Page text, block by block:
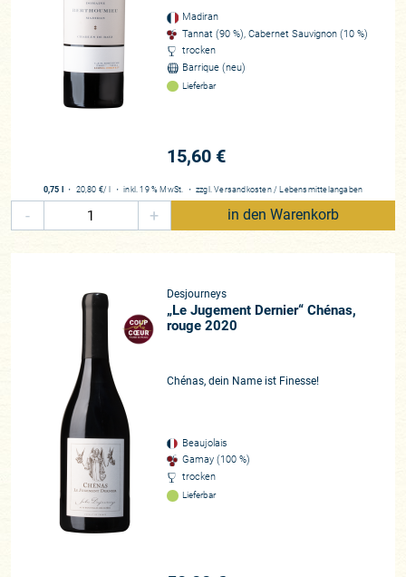
Madiran
Tannat (90 %), Cabernet Sauvignon (10 %)
trocken
Barrique (neu)
Lieferbar
15,60 €
0,75 l ・ 20,80 €/ l ・inkl. 19 % MwSt. ・ zzgl.Versandkosten / Lebensmittelangaben
- + in den Warenkorb
Desjourneys
„Le Jugement Dernier“ Chénas,
rouge 2020
Chénas, dein Name ist Finesse!
Beaujolais
Gamay (100 %)
trocken
Lieferbar